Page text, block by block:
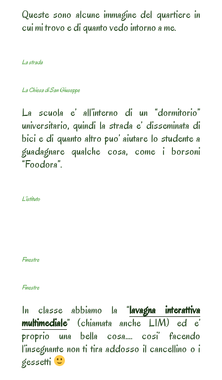
Queste sono alcune immagine del quartiere in
cui mi trovo e di quanto vedo intorno a me.
La strada
La Chiesa di San Giuseppe
La scuola e’ all’interno di un “dormitorio”
universitario, quindi la strada e’ disseminata di
bici e di quanto altro puo’ aiutare lo studente a
guadagnare qualche cosa, come i borsoni
“Foodora”.
L’istituto
Finestre
Finestre
In classe abbiamo la “lavagna interattiva
multimediale” (chiamata anche LIM) ed e’
proprio una bella cosa…. cosi’ facendo
l’insegnante non ti tira addosso il cancellino o i
gessetti